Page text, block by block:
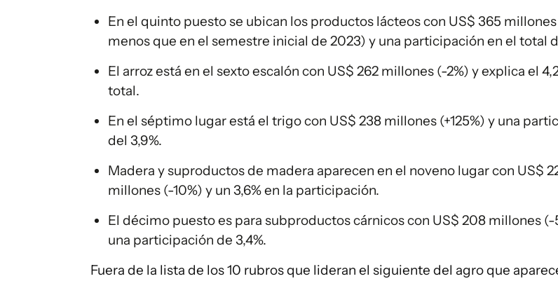
En el quinto puesto se ubican los productos lácteos con US$ 365 millones
menos que en el semestre inicial de 2023) y una participación en el total
El arroz está en el sexto escalón con US$ 262 millones (-2%) y explica el
total.
En el séptimo lugar está el trigo con US$ 238 millones (+125%) y una
del 3,9%.
Madera y suproductos de madera aparecen en el noveno lugar con US$
millones (-10%) y un 3,6% en la participación.
El décimo puesto es para subproductos cárnicos con US$ 208 millones (-
una participación de 3,4%.
Fuera de la lista de los 10 rubros que lideran el siguiente del agro que